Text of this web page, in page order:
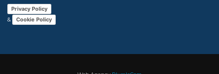
Privacy Policy
&
Cookie Policy